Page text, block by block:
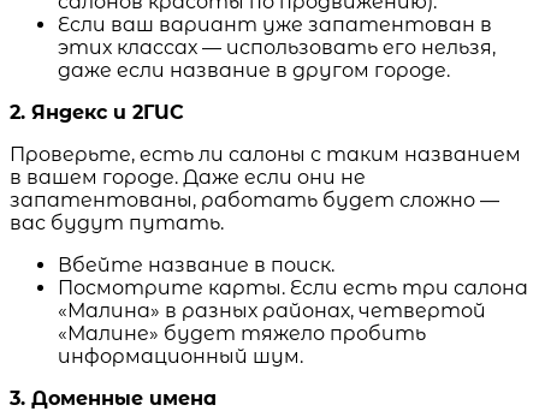
Если ваш вариант уже запатентован в
этих классах — использовать его нельзя,
даже если название в другом городе.
2. Яндекс и 2ГИС
Проверьте, есть ли салоны с таким названием
в вашем городе. Даже если они не
запатентованы, работать будет сложно —
вас будут путать.
Вбейте название в поиск.
Посмотрите карты. Если есть три салона
«Малина» в разных районах, четвертой
«Малине» будет тяжело пробить
информационный шум.
3. Доменные имена